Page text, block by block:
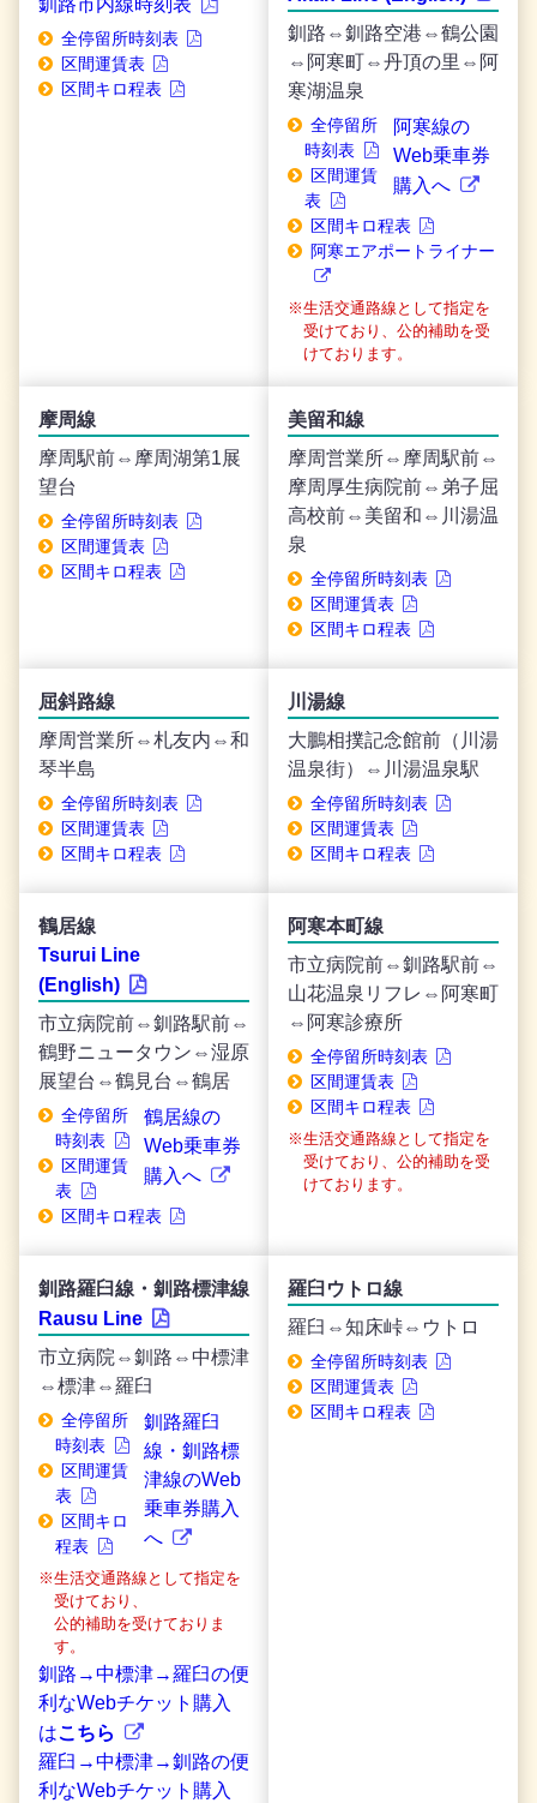
釧路市内線時刻表
全停留所時刻表
区間運賃表
区間キロ程表
釧路⇔釧路空港⇔鶴公園
⇔阿寒町⇔丹頂の里⇔阿
寒湖温泉
阿寒線の
Web乗車券
購入へ
全停留所
時刻表
区間運賃
表
区間キロ程表
阿寒エアポートライナー
生活交通路線として指定を
受けており、公的補助を受
けております。
摩周線
摩周駅前⇔摩周湖第1展
望台
全停留所時刻表
区間運賃表
区間キロ程表
美留和線
摩周営業所⇔摩周駅前⇔
摩周厚生病院前⇔弟子屈
高校前⇔美留和⇔川湯温
泉
全停留所時刻表
区間運賃表
区間キロ程表
屈斜路線
摩周営業所⇔札友内⇔和
琴半島
全停留所時刻表
区間運賃表
区間キロ程表
川湯線
大鵬相撲記念館前（川湯
温泉街）⇔川湯温泉駅
全停留所時刻表
区間運賃表
区間キロ程表
鶴居線
Tsurui Line
(English)
市立病院前⇔釧路駅前⇔
鶴野ニュータウン⇔湿原
展望台⇔鶴見台⇔鶴居
鶴居線の
Web乗車券
購入へ
全停留所
時刻表
区間運賃
表
区間キロ程表
阿寒本町線
市立病院前⇔釧路駅前⇔
山花温泉リフレ⇔阿寒町
⇔阿寒診療所
全停留所時刻表
区間運賃表
区間キロ程表
生活交通路線として指定を
受けており、公的補助を受
けております。
釧路羅臼線・釧路標津線
Rausu Line
市立病院⇔釧路⇔中標津
⇔標津⇔羅臼
釧路羅臼
線・釧路標
津線のWeb
乗車券購入
へ
全停留所
時刻表
区間運賃
表
区間キロ
程表
生活交通路線として指定を
受けており、
公的補助を受けておりま
す。
釧路→中標津→羅臼の便
利なWebチケット購入
はこちら
羅臼→中標津→釧路の便
利なWebチケット購入
羅臼ウトロ線
羅臼⇔知床峠⇔ウトロ
全停留所時刻表
区間運賃表
区間キロ程表